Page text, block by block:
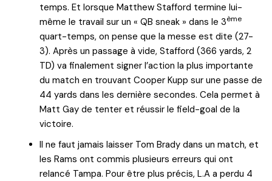
temps. Et lorsque Matthew Stafford termine lui-
même le travail sur un « QB sneak » dans le 3ème
quart-temps, on pense que la messe est dite (27-
3). Après un passage à vide, Stafford (366 yards, 2
TD) va finalement signer l’action la plus importante
du match en trouvant Cooper Kupp sur une passe de
44 yards dans les dernière secondes. Cela permet à
Matt Gay de tenter et réussir le field-goal de la
victoire.
Il ne faut jamais laisser Tom Brady dans un match, et
les Rams ont commis plusieurs erreurs qui ont
relancé Tampa. Pour être plus précis, L.A a perdu 4